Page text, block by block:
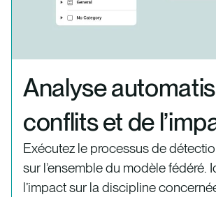
Analyse
conflits et de
Exécutez le processus de
sur l’ensemble du modèle fédéré.
l’impact sur la discipline